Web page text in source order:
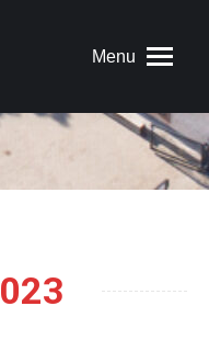
Menu